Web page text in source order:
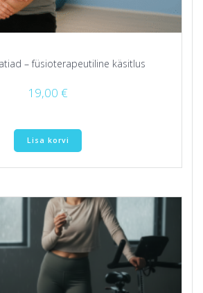
– füsioterapeutiline käsitlus
19,00 €
Lisa korvi